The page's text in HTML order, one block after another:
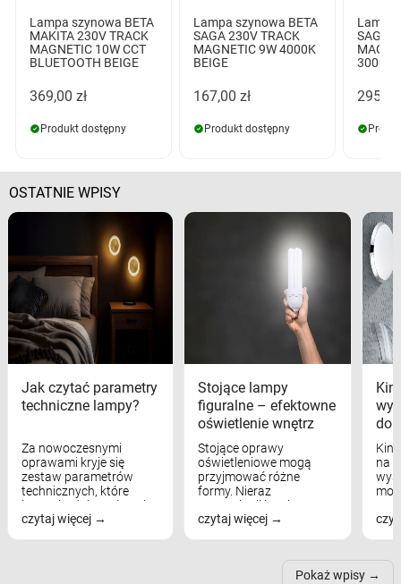
Lampa szynowa BETA
MAKITA 230V TRACK
MAGNETIC 10W CCT
BLUETOOTH BEIGE
369,00 zł
Produkt dostępny
Lampa szynowa BETA
SAGA 230V TRACK
MAGNETIC 9W 4000K
BEIGE
167,00 zł
Produkt dostępny
Lampa
SAGA
3000K
295,00
OSTATNIE WPISY
Jak czytać parametry
techniczne lampy?
Za nowoczesnymi
oprawami kryje się
zestaw parametrów
technicznych, które
bezpośrednio wpływają
na komfort widzenia,
czytaj więcej
Stojące lampy
figuralne – efektowne
oświetlenie wnętrz
Stojące oprawy
oświetleniowe mogą
przyjmować różne
formy. Nieraz
wspominaliśmy już
modele na łukowych
nich może przydać się w
czytaj więcej
na
Pokaż wpisy